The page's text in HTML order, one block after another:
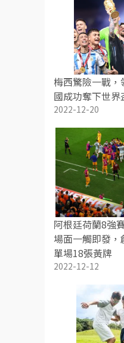
梅西驚險一戰
國成功奪下世界
2022-12-20
阿根廷荷蘭8強
場面一觸即發
單場18張黃牌
2022-12-12